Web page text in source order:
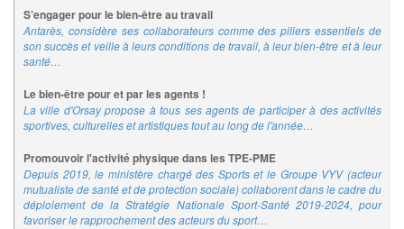
S’engager pour le bien-être au travail
Antarès, considère ses collaborateurs comme des piliers essentiels de
son succès et veille à leurs conditions de travail, à leur bien-être et à leur
santé…
Le bien-être pour et par les agents !
La ville d'Orsay propose à tous ses agents de participer à des activités
sportives, culturelles et artistiques tout au long de l'année…
Promouvoir l'activité physique dans les TPE-PME
Depuis 2019, le ministère chargé des Sports et le Groupe VYV (acteur
mutualiste de santé et de protection sociale) collaborent dans le cadre du
déploiement de la Stratégie Nationale Sport-Santé 2019-2024, pour
favoriser le rapprochement des acteurs du sport…